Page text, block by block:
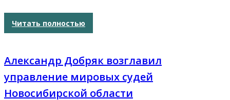
Читать полностью
Александр Добряк возглавил
управление мировых судей
Новосибирской области